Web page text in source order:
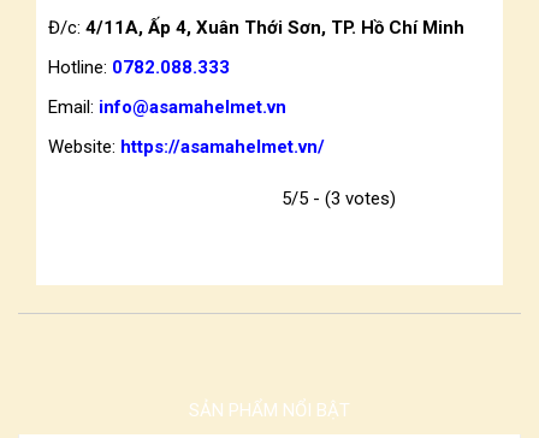
Đ/c: 4/11A, Ấp 4, Xuân Thới Sơn, TP. Hồ Chí Minh
Hotline: 0782.088.333
Email: info@asamahelmet.vn
Website: https://asamahelmet.vn/
5/5 - (3 votes)
SẢN PHẨM NỔI BẬT